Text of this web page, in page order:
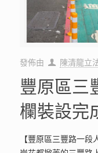
發佈由 陳清龍立
豐原區三
欄裝設完
【豐原區三豐路一